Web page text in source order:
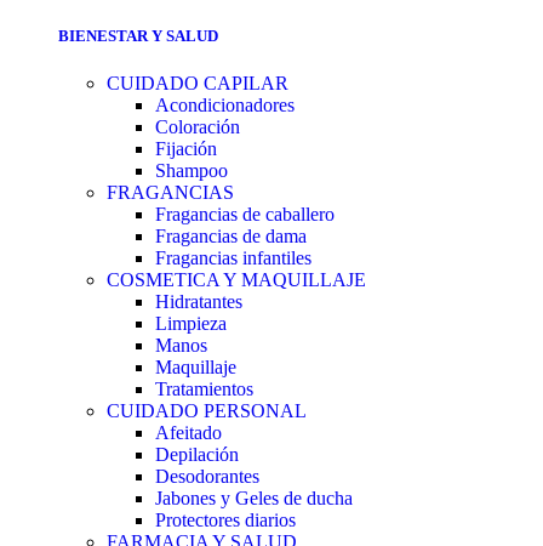
BIENESTAR Y SALUD
CUIDADO CAPILAR
Acondicionadores
Coloración
Fijación
Shampoo
FRAGANCIAS
Fragancias de caballero
Fragancias de dama
Fragancias infantiles
COSMETICA Y MAQUILLAJE
Hidratantes
Limpieza
Manos
Maquillaje
Tratamientos
CUIDADO PERSONAL
Afeitado
Depilación
Desodorantes
Jabones y Geles de ducha
Protectores diarios
FARMACIA Y SALUD